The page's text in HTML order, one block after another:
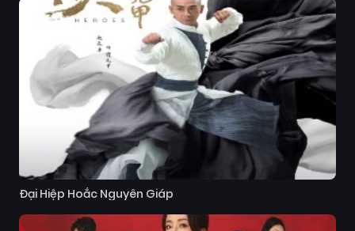
Đại Hiệp Hoắc Nguyên Giáp